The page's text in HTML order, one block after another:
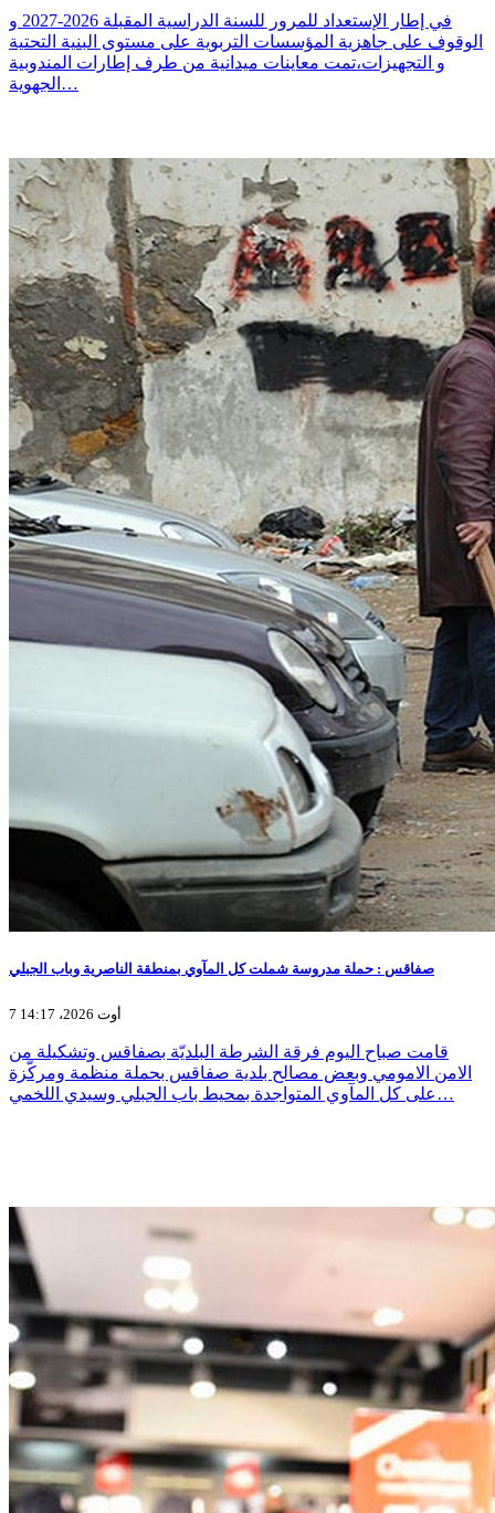
في إطار الإستعداد للمرور للسنة الدراسية المقبلة 2026-2027 و
الوقوف على جاهزية المؤسسات التربوية على مستوى البنية التحتية
و التجهيزات،تمت معاينات ميدانية من طرف إطارات المندوبية
الجهوية…
صفاقس : حملة مدروسة شملت كل المآوي بمنطقة الناصرية وباب الجبلي
7 أوت 2026، 14:17
قامت صباح اليوم فرقة الشرطة البلديّة بصفاقس وتشكيلة من
الامن الامومي وبعض مصالح بلدية صفاقس بحملة منظمة ومركّزة
على كل المآوي المتواجدة بمحيط باب الجبلي وسيدي اللخمي…